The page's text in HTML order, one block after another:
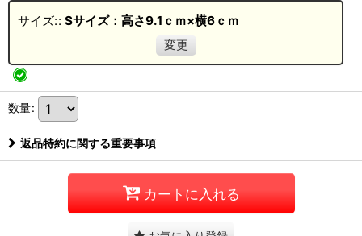
サイズ:: Sサイズ：高さ9.1ｃｍ×横6ｃｍ
変更
数量:
返品特約に関する重要事項
カートに入れる